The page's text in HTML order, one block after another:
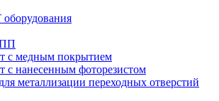
ПП
с медным покрытием
с нанесенным фоторезистом
металлизации переходных отверстий